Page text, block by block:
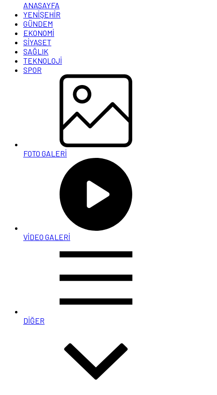
ANASAYFA
YENİŞEHİR
GÜNDEM
EKONOMİ
SİYASET
SAĞLIK
TEKNOLOJİ
SPOR
FOTO GALERİ
VİDEO GALERİ
DİĞER